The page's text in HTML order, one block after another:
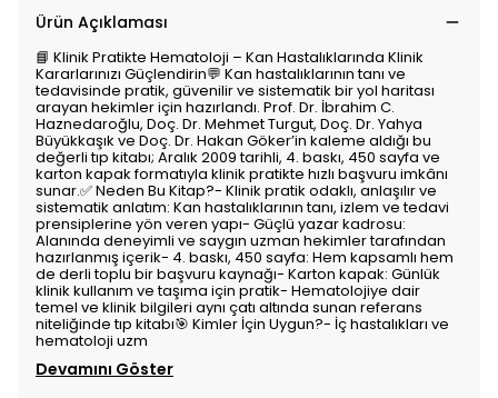
Ürün Açıklaması
📘 Klinik Pratikte Hematoloji – Kan Hastalıklarında Klinik
Kararlarınızı Güçlendirin💬 Kan hastalıklarının tanı ve
tedavisinde pratik, güvenilir ve sistematik bir yol haritası
arayan hekimler için hazırlandı. Prof. Dr. İbrahim C.
Haznedaroğlu, Doç. Dr. Mehmet Turgut, Doç. Dr. Yahya
Büyükkaşık ve Doç. Dr. Hakan Göker’in kaleme aldığı bu
değerli tıp kitabı; Aralık 2009 tarihli, 4. baskı, 450 sayfa ve
karton kapak formatıyla klinik pratikte hızlı başvuru imkânı
sunar.✅ Neden Bu Kitap?- Klinik pratik odaklı, anlaşılır ve
sistematik anlatım: Kan hastalıklarının tanı, izlem ve tedavi
prensiplerine yön veren yapı- Güçlü yazar kadrosu:
Alanında deneyimli ve saygın uzman hekimler tarafından
hazırlanmış içerik- 4. baskı, 450 sayfa: Hem kapsamlı hem
de derli toplu bir başvuru kaynağı- Karton kapak: Günlük
klinik kullanım ve taşıma için pratik- Hematolojiye dair
temel ve klinik bilgileri aynı çatı altında sunan referans
niteliğinde tıp kitabı🎯 Kimler İçin Uygun?- İç hastalıkları ve
hematoloji uzm
Devamını Göster